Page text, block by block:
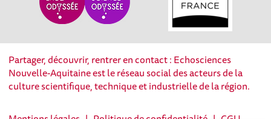
Partager, découvrir, rentrer en contact : Echosciences
Nouvelle-Aquitaine est le réseau social des acteurs de la
culture scientifique, technique et industrielle de la région.